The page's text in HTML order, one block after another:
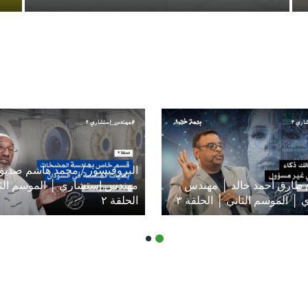
/ طارق أحمد خالد │ مهندس
│ الموسم الثاني │ الحلقة ٣
البروفيسور / محمد هاشم
مهندس إستشاري │ الموسم
الحلقة ٢